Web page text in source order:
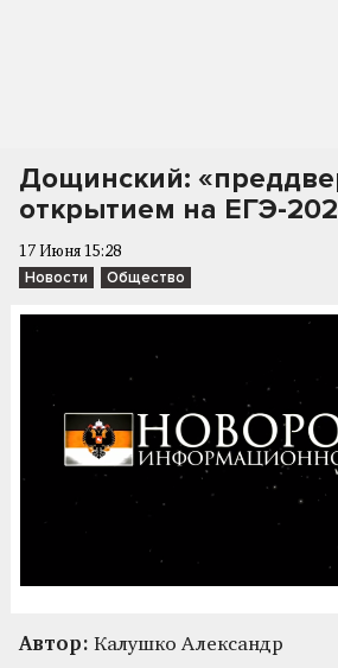
Дощинский:
открытием на ЕГЭ-
17 Июня 15:28
Новости Общество
Автор: Калушко Александр